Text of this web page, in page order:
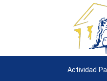
Actividad